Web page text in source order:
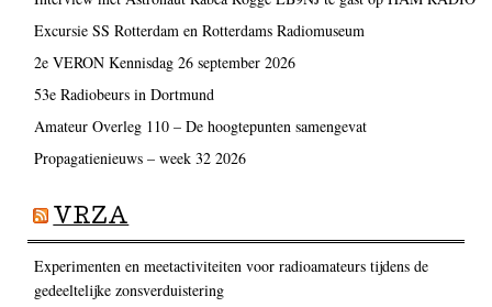
Excursie SS Rotterdam en Rotterdams Radiomuseum
2e VERON Kennisdag 26 september 2026
53e Radiobeurs in Dortmund
Amateur Overleg 110 – De hoogtepunten samengevat
Propagatienieuws – week 32 2026
VRZA
Experimenten en meetactiviteiten voor radioamateurs tijdens de
gedeeltelijke zonsverduistering